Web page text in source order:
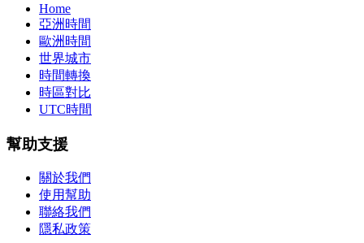
Home
亞洲時間
歐洲時間
世界城市
時間轉換
時區對比
UTC時間
幫助支援
關於我們
使用幫助
聯絡我們
隱私政策